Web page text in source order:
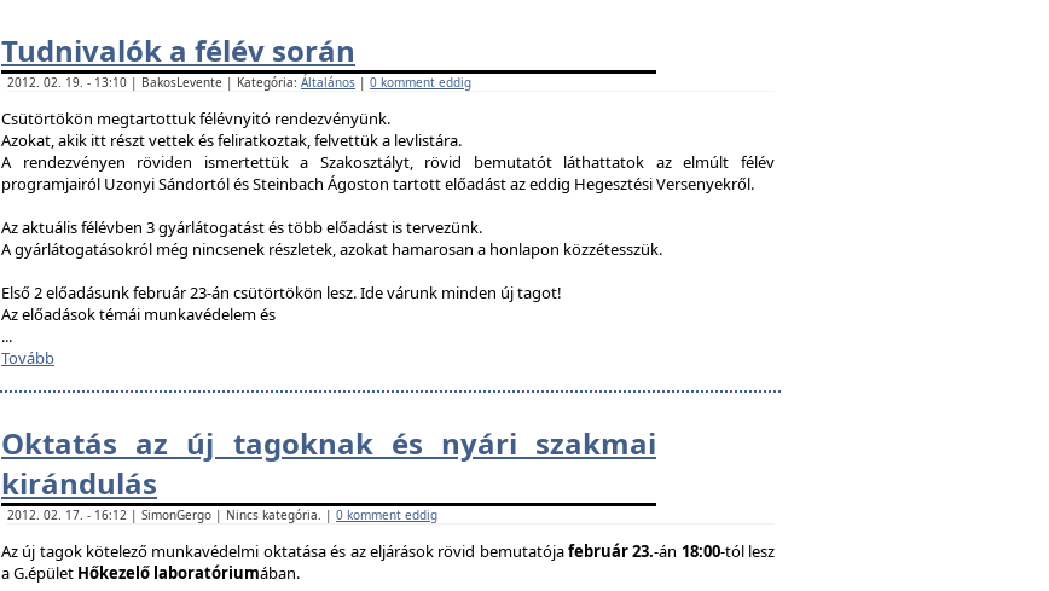
Tudnivalók a félév során
2012. 02. 19. - 13:10 | BakosLevente | Kategória: Általános | 0 komment eddig
Csütörtökön megtartottuk félévnyitó rendezvényünk.
Azokat, akik itt részt vettek és feliratkoztak, felvettük a levlistára.
A rendezvényen röviden ismertettük a Szakosztályt, rövid bemutatót láthattatok az elmúlt félév
programjairól Uzonyi Sándortól és Steinbach Ágoston tartott előadást az eddig Hegesztési Versenyekről.
Az aktuális félévben 3 gyárlátogatást és több előadást is tervezünk.
A gyárlátogatásokról még nincsenek részletek, azokat hamarosan a honlapon közzétesszük.
Első 2 előadásunk február 23-án csütörtökön lesz. Ide várunk minden új tagot!
Az előadások témái munkavédelem és
...
Tovább
Oktatás az új tagoknak és nyári szakmai
kirándulás
2012. 02. 17. - 16:12 | SimonGergo | Nincs kategória. | 0 komment eddig
Az új tagok kötelező munkavédelmi oktatása és az eljárások rövid bemutatójafebruár 23.-án 18:00-tól lesz
a G.épület Hőkezelő laboratóriumában.